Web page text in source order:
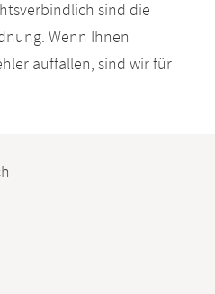
sind die
Wenn Ihnen
auffallen, sind wir für